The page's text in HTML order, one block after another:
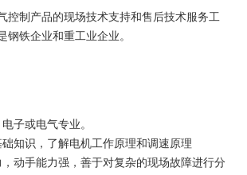
控制产品的现场技术支持和售后技术服务工
钢铁企业和重工业企业。
子或电气专业。
知识，了解电机工作原理和调速原理
动手能力强，善于对复杂的现场故障进行分